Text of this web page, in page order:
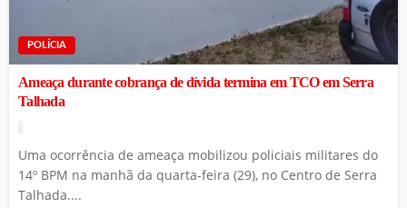
POLÍCIA
Ameaça durante cobrança de dívida termina em TCO em Serra
Talhada
Uma ocorrência de ameaça mobilizou policiais militares do
14º BPM na manhã da quarta-feira (29), no Centro de Serra
Talhada....